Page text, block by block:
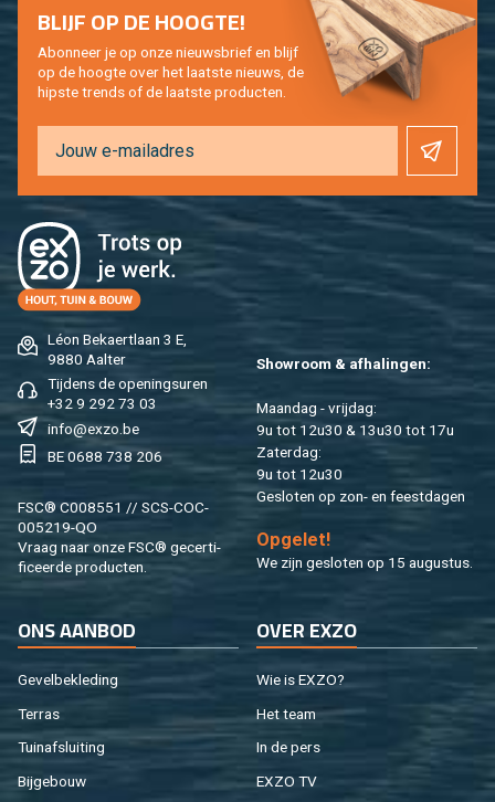
Léon Be­kaert­laan 3 E,
9880 Aal­ter
Tij­dens de ope­nings­uren
+32 9 292 73 03
info@​exzo.​be
BE 0688 738 206
FSC® C008551 // SCS-COC-
005219-QO
Vraag naar onze FSC® ge­cer­ti­
fi­ceer­de pro­duc­ten.
Show­room & af­ha­lin­gen:
Maan­dag - vrij­dag:
9u tot 12u30 & 13u30 tot 17u
Za­ter­dag:
9u tot 12u30
Ge­slo­ten op zon- en feest­da­gen
Op­ge­let!
We zijn ge­slo­ten op 15 au­gus­tus.
BLIJF OP DE HOOG­TE!
Abon­neer je op onze nieuws­brief en blijf
op de hoog­te over het laat­ste nieuws, de
hip­s­te trends of de laat­ste pro­duc­ten.
ONS AAN­BOD
Ge­vel­be­kle­ding
Ter­ras
Tuin­af­slui­ting
Bij­ge­bouw
OVER EXZO
Wie is EXZO?
Het team
In de pers
EXZO TV